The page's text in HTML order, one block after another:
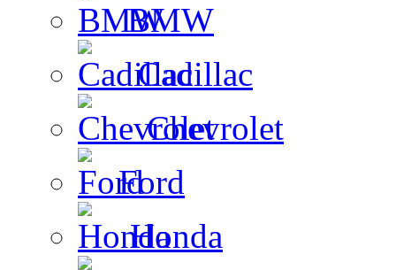
BMW
Cadillac
Chevrolet
Ford
Honda